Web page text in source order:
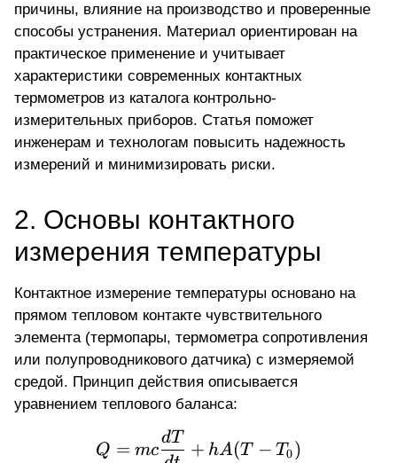
причины, влияние на производство и проверенные
способы устранения. Материал ориентирован на
практическое применение и учитывает
характеристики современных контактных
термометров из каталога контрольно-
измерительных приборов. Статья поможет
инженерам и технологам повысить надежность
измерений и минимизировать риски.
2. Основы контактного
измерения температуры
Контактное измерение температуры основано на
прямом тепловом контакте чувствительного
элемента (термопары, термометра сопротивления
или полупроводникового датчика) с измеряемой
средой. Принцип действия описывается
уравнением теплового баланса:
Q = mc \frac{dT}{dt}
Q = mc
dT
+ hA(T − T0)